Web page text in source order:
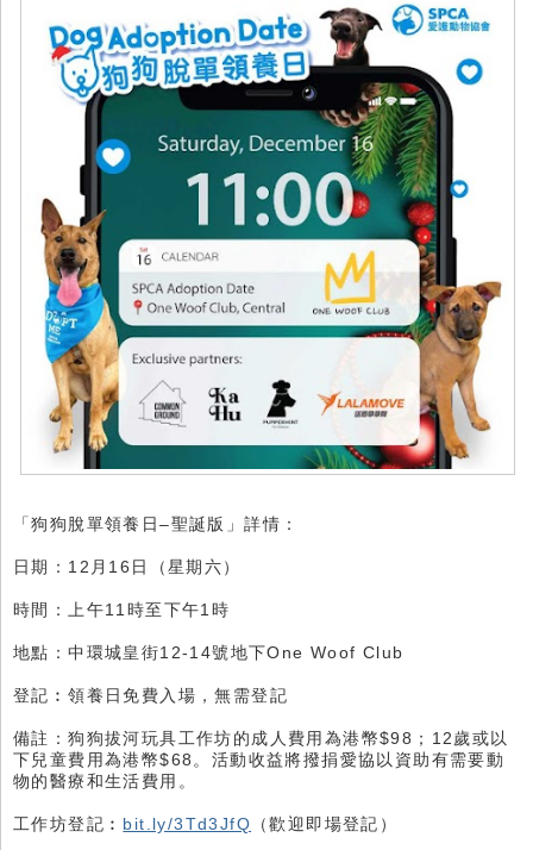
「狗狗脫單領養日–聖誕版」詳情：
日期：12月16日（星期六）
時間：上午11時至下午1時
地點：中環城皇街12-14號地下One Woof Club
登記︰領養日免費入場，無需登記
備註：狗狗拔河玩具工作坊的成人費用為港幣$98；12歲或以
下兒童費用為港幣$68。活動收益將撥捐愛協以資助有需要動
物的醫療和生活費用。
工作坊登記︰ bit.ly/3Td3JfQ （歡迎即場登記）